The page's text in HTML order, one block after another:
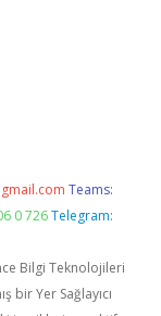
Teams:
0 726 Telegram:
Bilgi Teknolojileri
bir Yer Sağlayıcı